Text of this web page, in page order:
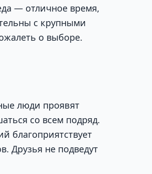
— отличное время,
с крупными
о выборе.
люди проявят
со всем подряд.
благоприятствует
Друзья не подведут